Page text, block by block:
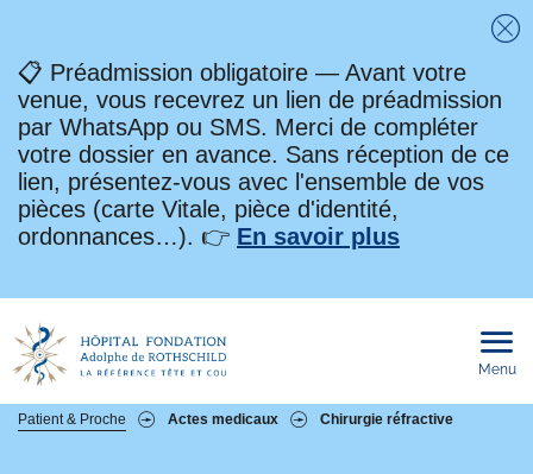
📋 Préadmission obligatoire — Avant votre
venue, vous recevrez un lien de préadmission
par WhatsApp ou SMS. Merci de compléter
votre dossier en avance. Sans réception de ce
lien, présentez-vous avec l'ensemble de vos
pièces (carte Vitale, pièce d'identité,
ordonnances…). 👉 En savoir plus
Menu
Fil
Patient & Proche Actes medicaux Chirurgie réfractive